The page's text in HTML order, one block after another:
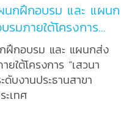
นกฝึกอบรม และ แผนก
รมภายใต้โครงการ
ขา” ยกระดับงาน
ทั่วประเทศ
ฝึกอบรม และ แผนกส่ง
ใต้โครงการ “เสวนา
ดับงานประธานสาขา
เทศ